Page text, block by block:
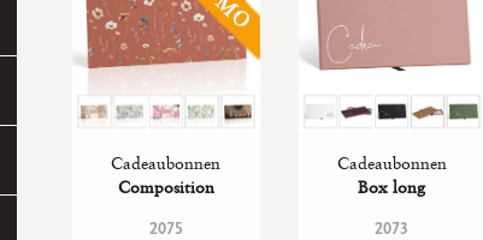
Cadeaubonnen
Composition
2075
Cadeaubonnen
Box long
2073